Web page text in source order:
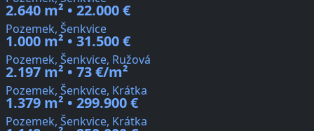
2.640 m² • 22.000 €
Pozemek, Šenkvice
1.000 m² • 31.500 €
Pozemek, Šenkvice, Ružová
2.197 m² • 73 €/m²
Pozemek, Šenkvice, Krátka
1.379 m² • 299.900 €
Pozemek, Šenkvice, Krátka